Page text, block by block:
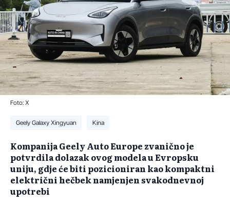
Foto: X
Geely Galaxy Xingyuan Kina
Kompanija Geely Auto Europe zvanično je
potvrdila dolazak ovog modela u Evropsku
uniju, gdje će biti pozicioniran kao kompaktni
električni hečbek namjenjen svakodnevnoj
upotrebi